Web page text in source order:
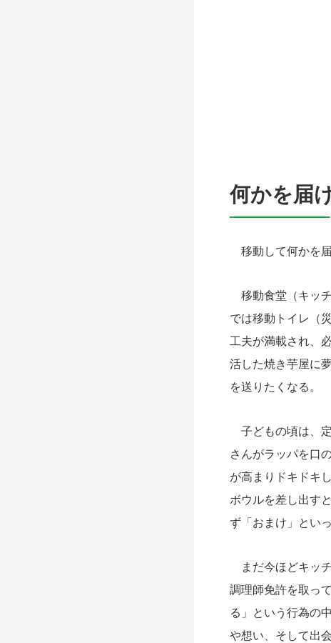
何かを届
移動して何かを
移動食堂（キッ
では移動トイレ（
工夫が満載され、
活した焼き芋屋に
を送りたくなる。
子どもの頃は、
さんがラッパを口
が高まりドキドキ
ボウルを差し出す
ず「おまけ」とい
まだ今ほどキッ
調理師免許を取っ
る」という行為の
や想い、そして出